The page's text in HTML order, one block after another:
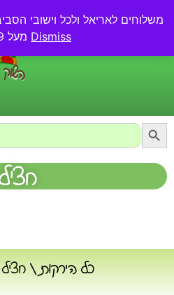
משלוחים לאריאל ולכל וישובי
Dismiss
0.00₪
כל הירקות/ חציל